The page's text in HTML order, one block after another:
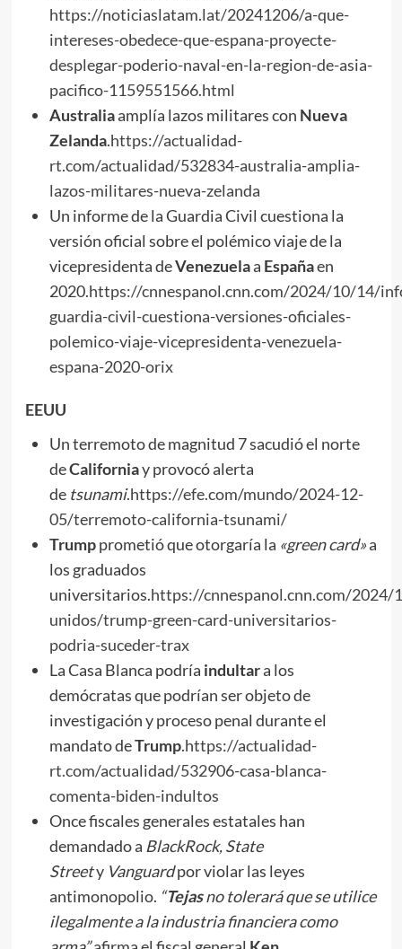
https://noticiaslatam.lat/20241206/a-que-
intereses-obedece-que-espana-proyecte-
desplegar-poderio-naval-en-la-region-de-asia-
pacifico-1159551566.html
Australiaamplía lazos militares con Nueva
Zelanda.https://actualidad-
rt.com/actualidad/532834-australia-amplia-
lazos-militares-nueva-zelanda
Un informe de la Guardia Civil cuestiona la
versión oficial sobre el polémico viaje de la
vicepresidenta deVenezuelaa Españaen
2020.https://cnnespanol.cnn.com/2024/10/14/
guardia-civil-cuestiona-versiones-oficiales-
polemico-viaje-vicepresidenta-venezuela-
espana-2020-orix
EEUU
Un terremoto de magnitud 7 sacudió el norte
deCaliforniay provocó alerta
de tsunami.https://efe.com/mundo/2024-12-
05/terremoto-california-tsunami/
Trumpprometió que otorgaría la «green card»a
los graduados
universitarios.https://cnnespanol.cnn.com/2024/
unidos/trump-green-card-universitarios-
podria-suceder-trax
La Casa Blanca podría indultara los
demócratas que podrían ser objeto de
investigación y proceso penal durante el
mandato deTrump.https://actualidad-
rt.com/actualidad/532906-casa-blanca-
comenta-biden-indultos
Once fiscales generales estatales han
demandado a BlackRock, State
StreetyVanguardpor violar las leyes
antimonopolio. “Tejasno tolerará que se utilice
ilegalmente a la industria financiera como